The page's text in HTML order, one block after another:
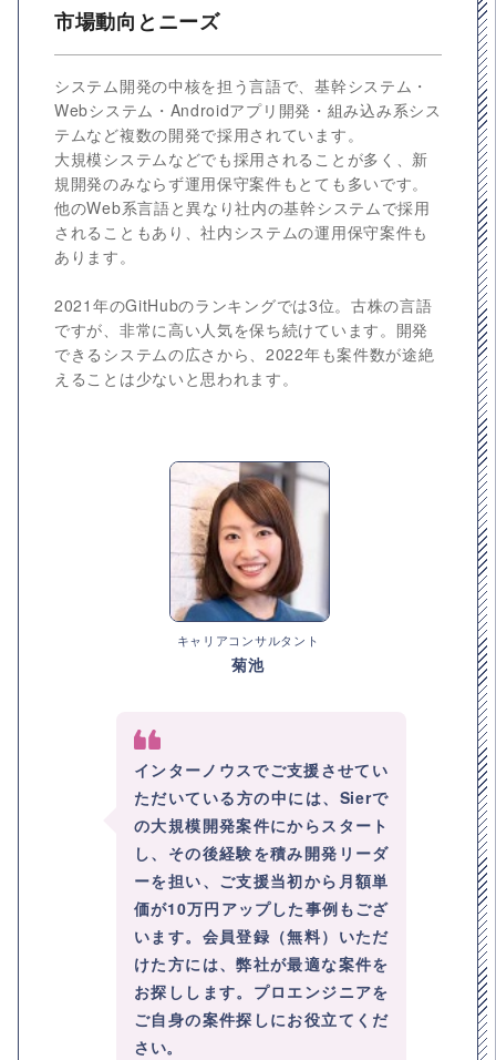
市場動向とニーズ
システム開発の中核を担う言語で、基幹システム・
Webシステム・Androidアプリ開発・組み込み系シス
テムなど複数の開発で採用されています。
大規模システムなどでも採用されることが多く、新
規開発のみならず運用保守案件もとても多いです。
他のWeb系言語と異なり社内の基幹システムで採用
されることもあり、社内システムの運用保守案件も
あります。
2021年のGitHubのランキングでは3位。古株の言語
ですが、非常に高い人気を保ち続けています。開発
できるシステムの広さから、2022年も案件数が途絶
えることは少ないと思われます。
キャリアコンサルタント
菊池
インターノウスでご支援させてい
ただいている方の中には、Sierで
の大規模開発案件にからスタート
し、その後経験を積み開発リーダ
ーを担い、ご支援当初から月額単
価が10万円アップした事例もござ
います。会員登録（無料）いただ
けた方には、弊社が最適な案件を
お探しします。プロエンジニアを
ご自身の案件探しにお役立てくだ
さい。